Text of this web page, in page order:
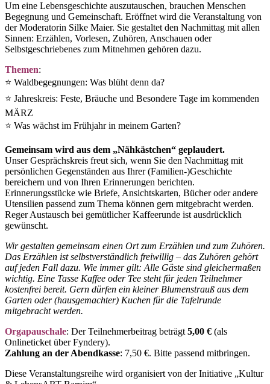
Um eine Lebensgeschichte auszutauschen, brauchen Menschen
Begegnung und Gemeinschaft. Eröffnet wird die Veranstaltung von
der Moderatorin Silke Maier. Sie gestaltet den Nachmittag mit allen
Sinnen: Erzählen, Vorlesen, Zuhören, Anschauen oder
Selbstgeschriebenes zum Mitnehmen gehören dazu.
Themen:
⭐ Waldbegegnungen: Was blüht denn da?
⭐ Jahreskreis: Feste, Bräuche und Besondere Tage im kommenden
MÄRZ
⭐ Was wächst im Frühjahr in meinem Garten?
Gemeinsam wird aus dem „Nähkästchen“ geplaudert.
Unser Gesprächskreis freut sich, wenn Sie den Nachmittag mit
persönlichen Gegenständen aus Ihrer (Familien-)Geschichte
bereichern und von Ihren Erinnerungen berichten.
Erinnerungsstücke wie Briefe, Ansichtskarten, Bücher oder andere
Utensilien passend zum Thema können gern mitgebracht werden.
Reger Austausch bei gemütlicher Kaffeerunde ist ausdrücklich
gewünscht.
Wir gestalten gemeinsam einen Ort zum Erzählen und zum Zuhören.
Das Erzählen ist selbstverständlich freiwillig – das Zuhören gehört
auf jeden Fall dazu. Wie immer gilt: Alle Gäste sind gleichermaßen
wichtig. Eine Tasse Kaffee oder Tee steht für jeden Teilnehmer
kostenfrei bereit. Gern dürfen ein kleiner Blumenstrauß aus dem
Garten oder (hausgemachter) Kuchen für die Tafelrunde
mitgebracht werden.
Orgapauschale: Der Teilnehmerbeitrag beträgt 5,00 € (als
Onlineticket über Fyndery).
Zahlung an der Abendkasse: 7,50 €. Bitte passend mitbringen.
Diese Veranstaltungsreihe wird organisiert von der Initiative „Kultur